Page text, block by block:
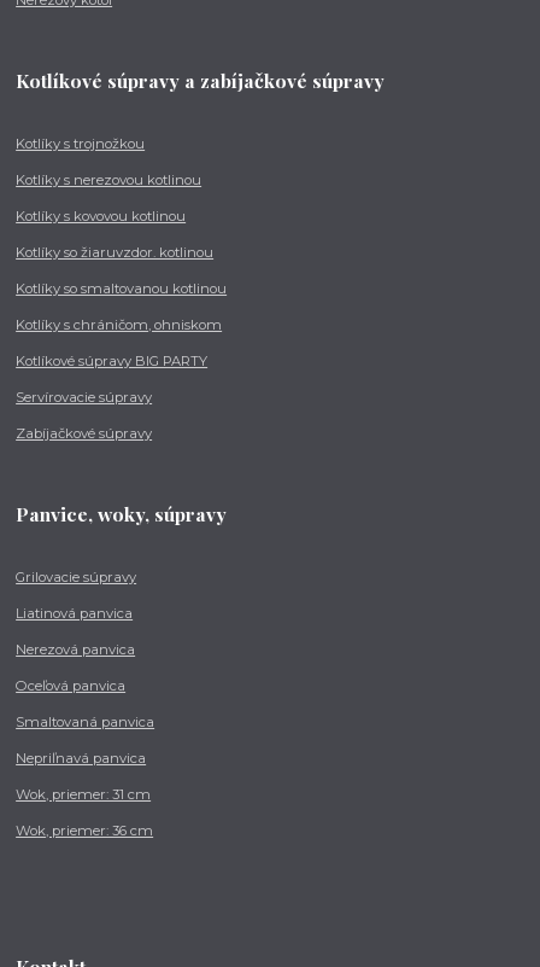
Kotlíkové súpravy a zabíjačkové súpravy
Kotlíky s trojnožkou
Kotlíky s nerezovou kotlinou
Kotlíky s kovovou kotlinou
Kotlíky so žiaruvzdor. kotlinou
Kotlíky so smaltovanou kotlinou
Kotlíky s chráničom, ohniskom
Kotlíkové súpravy BIG PARTY
Servírovacie súpravy
Zabíjačkové súpravy
Panvice, woky, súpravy
Grilovacie súpravy
Liatinová panvica
Nerezová panvica
Oceľová panvica
Smaltovaná panvica
Nepriľnavá panvica
Wok, priemer: 31 cm
Wok, priemer: 36 cm